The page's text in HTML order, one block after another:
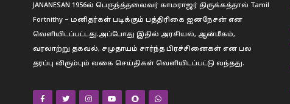
JANANESAN 1956ல் பெருந்த்தலைவர் காமராஜர் திருக்கத்தால் Tamil
Fortnithy – மனிதர்கள் படிக்கும் பத்திரிகை ஐனநேசன் என
வெளியிடப்பட்டது.அப்போது இதில் அரசியல், ஆன்மீகம்,
வரலாற்று தகவல், சமுதாயம் சார்ந்த பிரச்சினைகள் என பல
தரப்பு விரும்பும் வகை செய்திகள் வெளியிடப்பட்டு வந்தது.